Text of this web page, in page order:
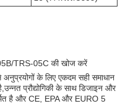
TRS-05C की खोज करें
के लिए एकदम सही समाधान
प्रौद्योगिकी के साथ डिजाइन और
है और CE, EPA और EURO 5